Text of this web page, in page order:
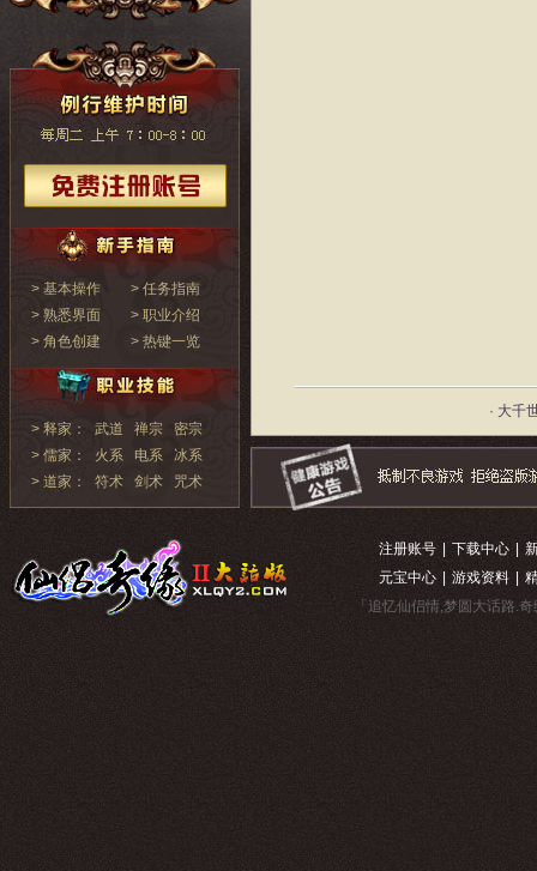
> 基本操作
> 任务指南
> 熟悉界面
> 职业介绍
> 角色创建
> 热键一览
> 释家： 武道 禅宗
密宗
> 儒家：
火系 电系
冰系
> 道家：
符术 剑术 咒术
· 大千
注册账号 下载中心
元宝中心
游戏资料
「追忆仙侣情,梦圆大话路.